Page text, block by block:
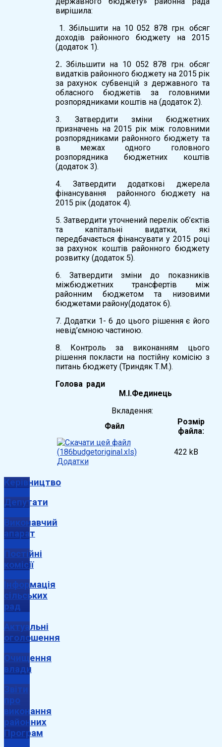
вирішила:
1. Збільшити на 10 052 878 грн. обсяг
доходів районного бюджету на 2015
(додаток 1).
2.Збільшити на 10 052 878 грн. обсяг
видатків районного бюджету на 2015 рік
за рахунок субвенцій з державного та
обласного бюджетів за головними
розпорядниками коштів на (додаток 2).
3. Затвердити зміни бюджетних
призначень на 2015 рік між головними
розпорядниками районного бюджету та
в межах одного головного
розпорядника бюджетних коштів
(додаток 3).
4. Затвердити додаткові джерела
фінансування районного бюджету на
2015 рік (додаток 4).
5. Затвердити уточнений перелік об’єктів
та капітальні видатки, які
передбачається фінансувати у 2015 році
за рахунок коштів районного бюджету
розвитку (додаток 5).
6. Затвердити зміни до показників
міжбюджетних трансфертів між
районним бюджетом та низовими
бюджетами району(додаток 6).
7. Додатки 1- 6 до цього рішення є його
невід’ємною частиною.
8. Контроль за виконанням цього
рішення покласти на постійну комісію з
питань бюджету (Триндяк Т.М.).
Голова ради
М.І.Фединець
Вкладення:
Файл
Розмір
файла:
Додатки
422 kB
Керівництво
Депутати
Виконавчий
апарат
Постійні
комісії
Інформація
сільських
рад
Актуальні
оголошення
Очищення
влади
Звіти
про
виконання
районних
Програм